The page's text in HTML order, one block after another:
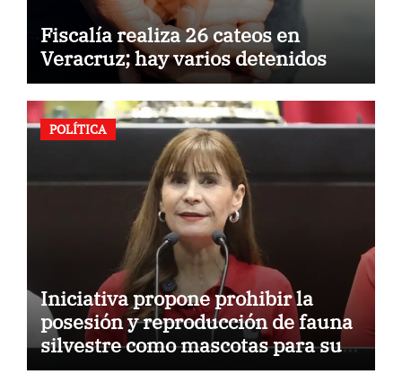
Fiscalía realiza 26 cateos en
Veracruz; hay varios detenidos
POLÍTICA
Iniciativa propone prohibir la
posesión y reproducción de fauna
silvestre como mascotas para su
comercialización